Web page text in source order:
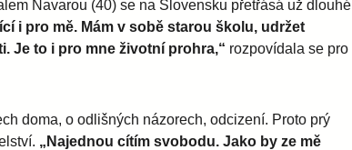
Navarou (40) se na Slovensku přetřásá už dlouhé
i pro mě. Mám v sobě starou školu, udržet
Je to i pro mne životní prohra,“ rozpovídala se pro
doma, o odlišných názorech, odcizení. Proto prý
„Najednou cítím svobodu. Jako by ze mě